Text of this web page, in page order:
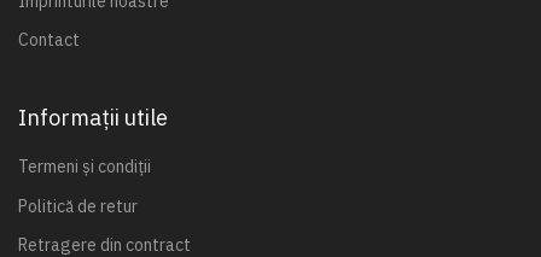
Contact
Informații utile
Termeni și condiții
Politică de retur
Retragere din contract